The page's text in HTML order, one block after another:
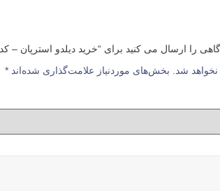
را ارسال می کنید برای “خرید دیلدو استرپان – کد 80”
شد.
بخش‌های موردنیاز علامت‌گذاری شده‌اند *